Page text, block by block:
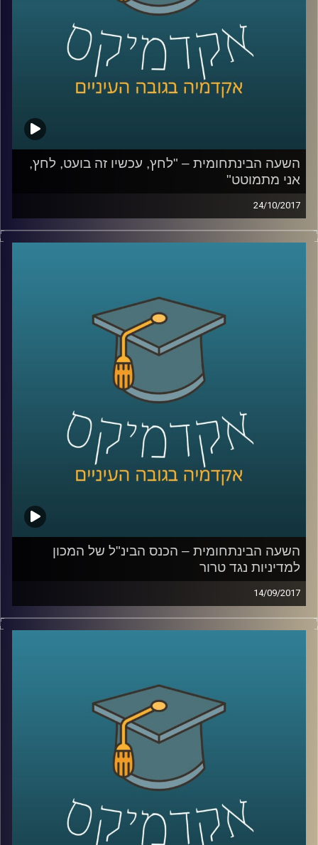
AudioVersity
השעה הבינתחומית – "לחץ, עכשיו זה בועט, לחץ,
אני מתמוטט"
24/10/2017
כיצד מנגנון הסטרס שומר עלינו ומתי הוא
דומיננטי באורח החיים המערבי ומסבירה למה
לזברות אין אולקוס
AudioVersity
השעה הבינתחומית – הכנס הבינ"ל של המכון
למדיניות נגד טרור
14/09/2017
תכנית מיוחדת מהכנס הבינלאומי של המכון
ושאול שי, על מלחמת הגושים המתנהלת
במזרח התיכון.
AudioVersity